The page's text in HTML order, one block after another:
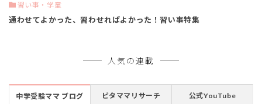
習い事・学童
通わせてよかった、習わせればよかった！習い事特集
人気の連載
中学受験ママ ブログ ビタママリサーチ 公式YouTube